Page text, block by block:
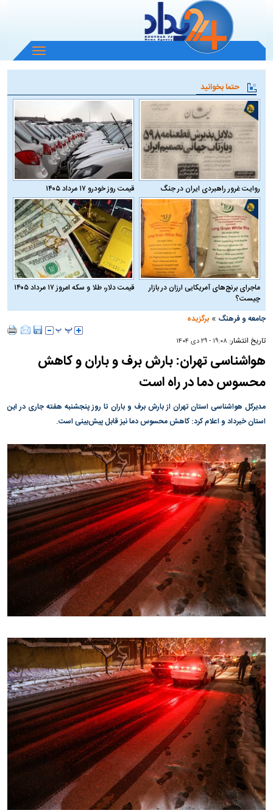
باز
و
منو
حتما بخوانید
روایت غرور راهبردی ایران در جنگ قیمت روز خودرو ۱۷ مرداد ۱۴۰۵
ماجرای برنج‌های آمریکایی ارزان در بازار
چیست؟
قیمت دلار، طلا و سکه امروز ۱۷ مرداد ۱۴۰۵
جامعه و فرهنگ »برگزیده
تاریخ انتشار: ۱۹:۰۸ - ۲۹ دی ۱۴۰۴
هواشناسی تهران: بارش برف و باران و کاهش
محسوس دما در راه است
مدیرکل هواشناسی استان تهران از بارش برف و باران تا روز پنجشنبه هفته جاری در این
استان خبرداد و اعلام کرد: کاهش محسوس دما نیز قابل پیش‌بینی است.